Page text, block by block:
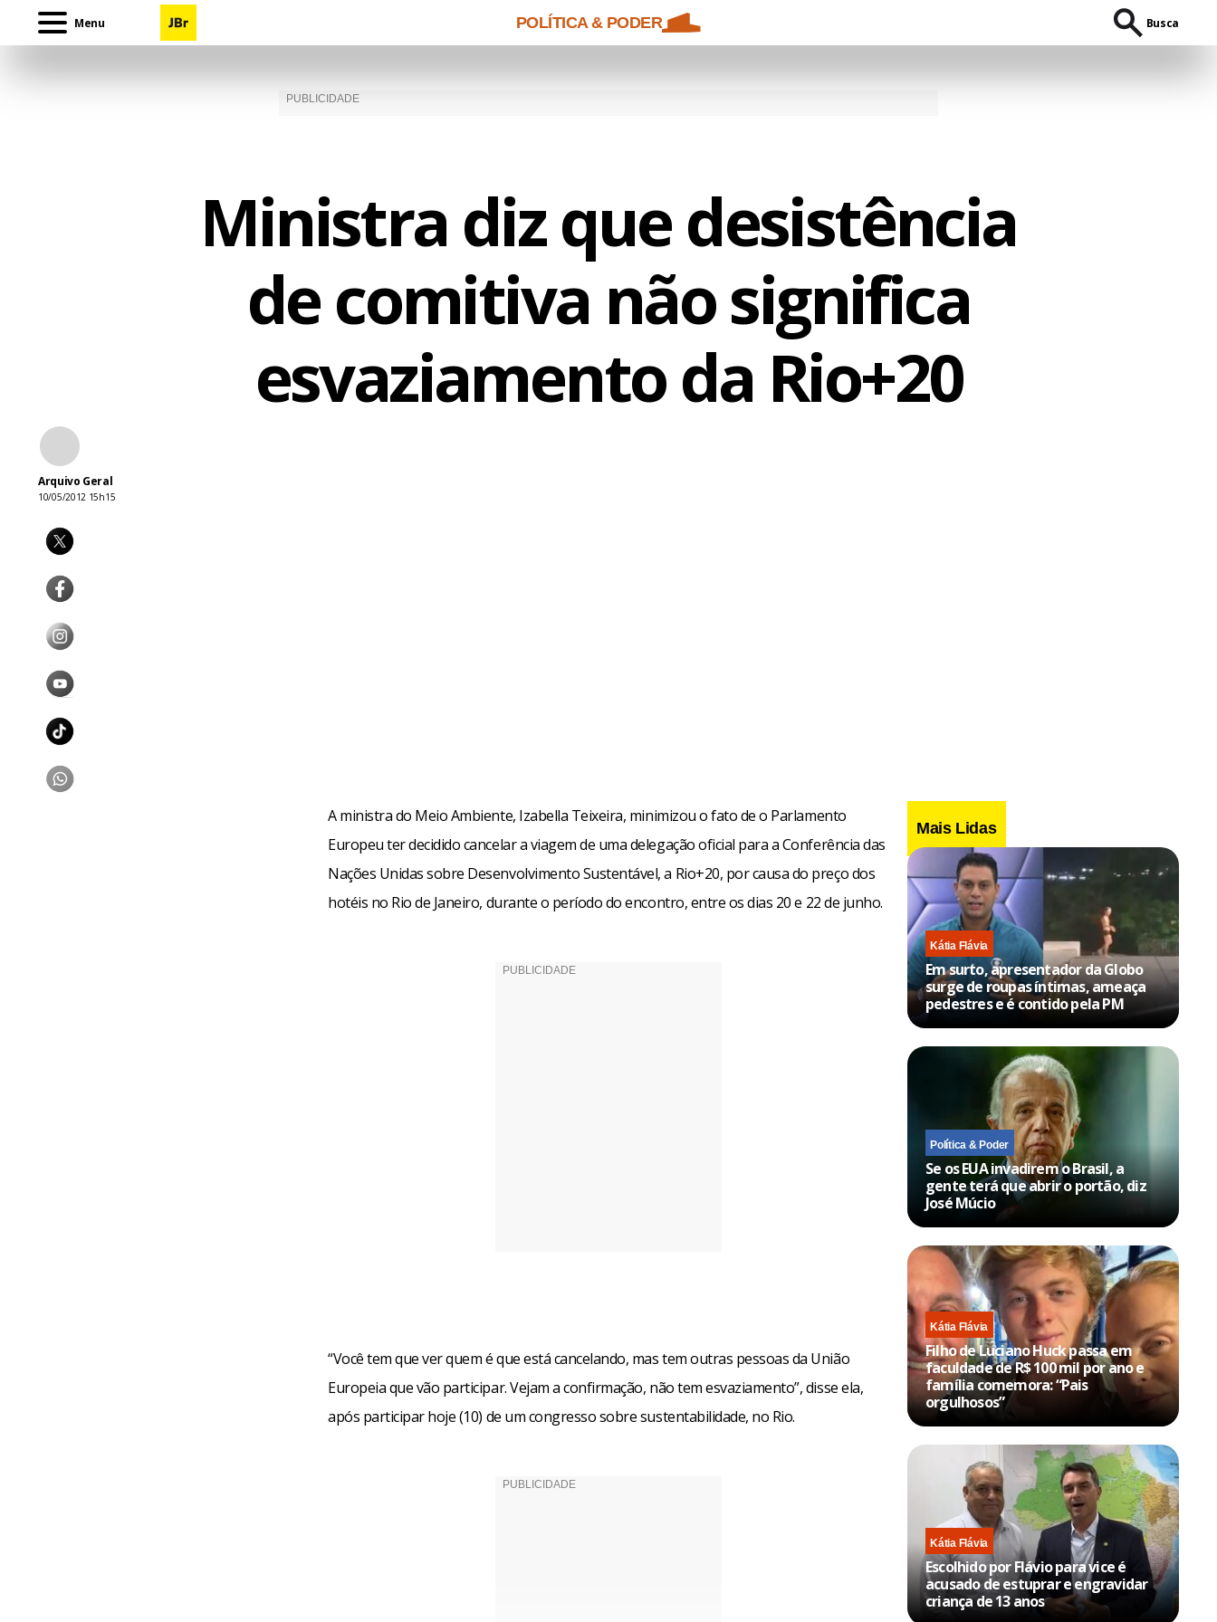
Menu POLÍTICA & PODER Busca
Ministra diz que desistência
de comitiva não significa
esvaziamento da Rio+20
Arquivo Geral
10/05/2012 15h15
A ministra do Meio Ambiente, Izabella Teixeira, minimizou o fato de o Parlamento
Europeu ter decidido cancelar a viagem de uma delegação oficial para a Conferência das
Nações Unidas sobre Desenvolvimento Sustentável, a Rio+20, por causa do preço dos
hotéis no Rio de Janeiro, durante o período do encontro, entre os dias 20 e 22 de junho.
“Você tem que ver quem é que está cancelando, mas tem outras pessoas da União
Europeia que vão participar. Vejam a confirmação, não tem esvaziamento”, disse ela,
após participar hoje (10) de um congresso sobre sustentabilidade, no Rio.
Mais Lidas
Kátia Flávia
Em surto, apresentador da Globo
surge de roupas íntimas, ameaça
pedestres e é contido pela PM
Política & Poder
Se os EUA invadirem o Brasil, a
gente terá que abrir o portão, diz
José Múcio
Kátia Flávia
Filho de Luciano Huck passa em
faculdade de R$ 100 mil por ano e
família comemora: “Pais
orgulhosos”
Kátia Flávia
Escolhido por Flávio para vice é
acusado de estuprar e engravidar
criança de 13 anos